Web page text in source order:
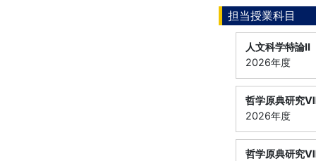
担当授業科目
人文科学特論Ⅱ
2026年度
哲学原典研
2026年度
哲学原典研究